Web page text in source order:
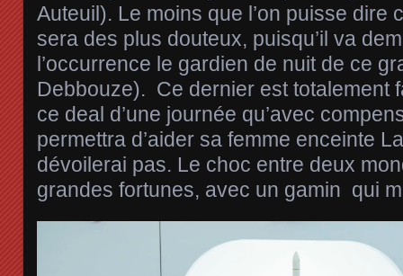
Auteuil). Le moins que l’on puisse dire
sera des plus douteux, puisqu’il va
l’occurrence le gardien de nuit de ce
Debbouze). Ce dernier est totalement
ce deal d’une journée qu’avec
permettra d’aider sa femme enceinte
dévoilerai pas. Le choc entre deux
grandes fortunes, avec un gamin qui